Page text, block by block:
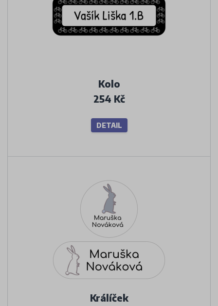
Kolo
254 Kč
DETAIL
Králíček